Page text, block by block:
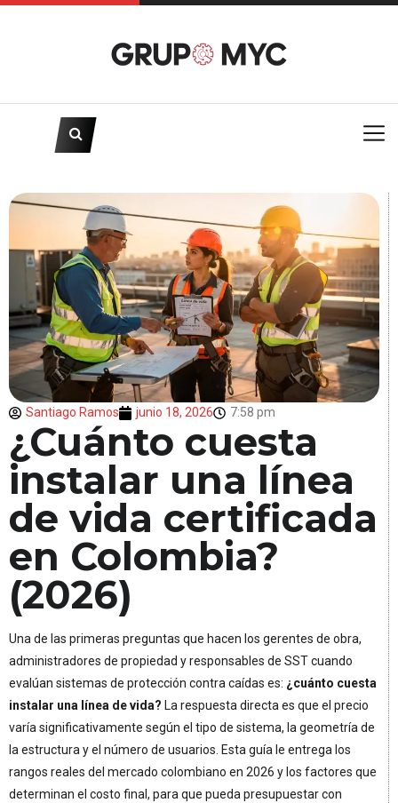
Santiago Ramos junio 18, 2026 7:58 pm
¿Cuánto cuesta
instalar una línea
de vida certificada
en Colombia?
(2026)
Una de las primeras preguntas que hacen los gerentes de obra,
administradores de propiedad y responsables de SST cuando
evalúan sistemas de protección contra caídas es: ¿cuánto cuesta
instalar una línea de vida? La respuesta directa es que el precio
varía significativamente según el tipo de sistema, la geometría de
la estructura y el número de usuarios. Esta guía le entrega los
rangos reales del mercado colombiano en 2026 y los factores que
determinan el costo final, para que pueda presupuestar con